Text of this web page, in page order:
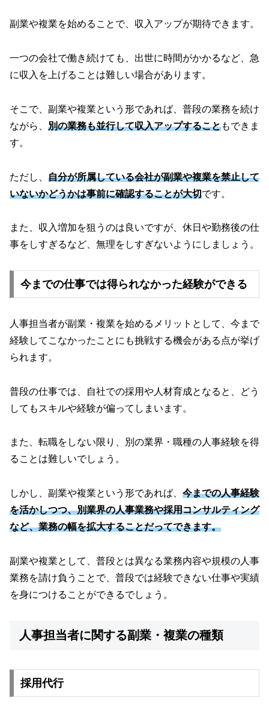
副業や複業を始めることで、収入アップが期待できます。
一つの会社で働き続けても、出世に時間がかかるなど、急
に収入を上げることは難しい場合があります。
そこで、副業や複業という形であれば、普段の業務を続け
ながら、 別の業務も並行して収入アップすることもできま
す。
ただし、 自分が所属している会社が副業や複業を禁止して
いないかどうかは事前に確認することが大切です。
また、収入増加を狙うのは良いですが、休日や勤務後の仕
事をしすぎるなど、無理をしすぎないようにしましょう。
今までの仕事では得られなかった経験ができる
人事担当者が副業・複業を始めるメリットとして、今まで
経験してこなかったことにも挑戦する機会がある点が挙げ
られます。
普段の仕事では、自社での採用や人材育成となると、どう
してもスキルや経験が偏ってしまいます。
また、転職をしない限り、別の業界・職種の人事経験を得
ることは難しいでしょう。
しかし、副業や複業という形であれば、 今までの人事経験
を活かしつつ、別業界の人事業務や採用コンサルティング
など、業務の幅を拡大することだってできます。
副業や複業として、普段とは異なる業務内容や規模の人事
業務を請け負うことで、普段では経験できない仕事や実績
を身につけることができるでしょう。
人事担当者に関する副業・複業の種類
採用代行